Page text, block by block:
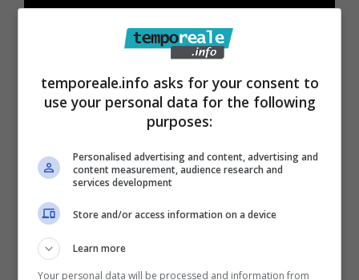
La condotta dell’uomo, degenerava la sera
del 27 ottobre, quando l’uomo, per futili
motivi, nonostante la compagna fosse in
schiaffi,che la costringevano ad un ricovero
presso la clinica città di Aprilia, da cui veniva
dimessa solo pochi giorni dopo, quando
escussa da personale dei CC di Campoverde,
riferiva che gli atti di violenza patiti,
temporeale.info asks for your consent to
use your personal data for the following
purposes:
Personalised advertising and content, advertising and
content measurement, audience research and
services development
Store and/or access information on a device
Learn more
Your personal data will be processed and information from